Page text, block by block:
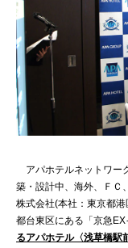
アパホテルネットワー
築・設計中、海外、ＦＣ
株式会社(本社：東京都
都台東区にある「京急EX
るアパホテル〈浅草橋駅